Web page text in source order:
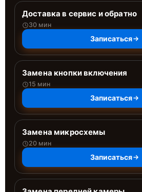
Доставка в сервис и обратно
30 мин
Записаться
Замена кнопки включения
15 мин
Записаться
Замена микросхемы
20 мин
Записаться